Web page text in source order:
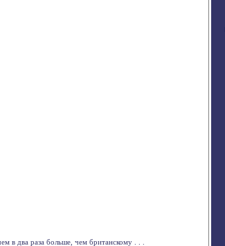
в два раза больше, чем британскому . . .